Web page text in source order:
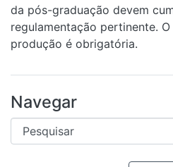
da pós-graduação devem
regulamentação pertinente.
produção é obrigatória.
Navegar